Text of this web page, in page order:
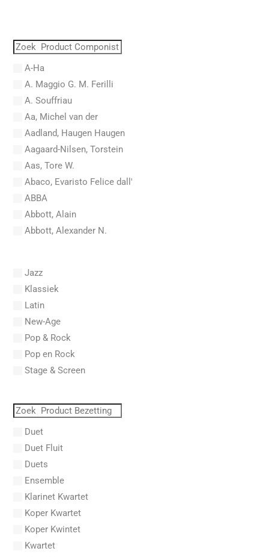
A-Ha
A. Maggio G. M. Ferilli
A. Souffriau
Aa, Michel van der
Aadland, Haugen Haugen
Aagaard-Nilsen, Torstein
Aas, Tore W.
Abaco, Evaristo Felice dall'
ABBA
Abbott, Alain
Abbott, Alexander N.
Abel, Lex
Aberg, Johan Ludvig
Aboucaya, Christian
Aboulker, Isabelle
Abraham, Paul
Abrams, Lester
Abreu, Zequinha
Absil, Jean
AC/DC
Acker, Dieter
Acosta, Omar
Jazz
Klassiek
Latin
New-Age
Pop & Rock
Pop en Rock
Stage & Screen
Duet
Duet Fluit
Duets
Ensemble
Klarinet Kwartet
Koper Kwartet
Koper Kwintet
Kwartet